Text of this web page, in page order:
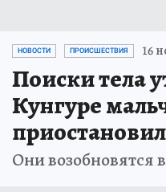
НОВОСТИ ПРОИСШЕСТВИЯ 16
Поиски тела
Кунгуре
Они возобновятся